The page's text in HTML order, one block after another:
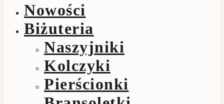
Nowości
Biżuteria
Naszyjniki
Kolczyki
Pierścionki